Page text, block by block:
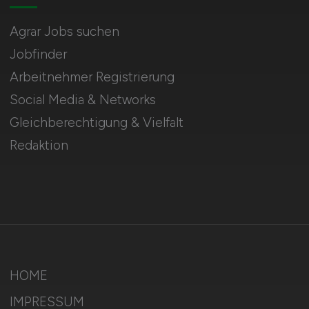
Agrar Jobs suchen
Jobfinder
Arbeitnehmer Registrierung
Social Media & Networks
Gleichberechtigung & Vielfalt
Redaktion
HOME
IMPRESSUM